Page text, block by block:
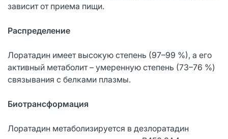
зависит от приема пищи.
Распределение
Лоратадин имеет высокую степень (97–99 %), а его
активный метаболит – умеренную степень (73–76 %)
связывания с белками плазмы.
Биотрансформация
Лоратадин метаболизируется в дезлоратадин